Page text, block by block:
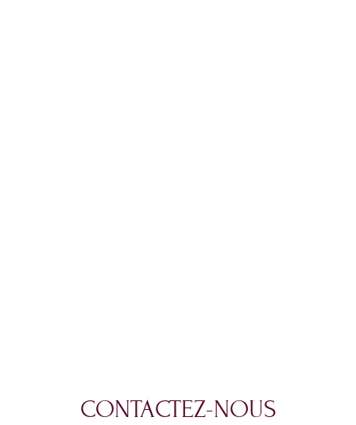
CONTACTEZ-NOUS